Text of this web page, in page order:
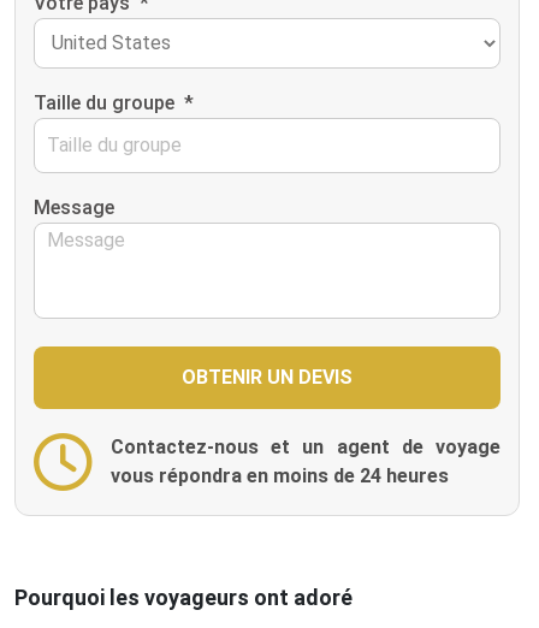
Taille du groupe *
Message
Contactez-nous et un agent de voyage
vous répondra en moins de 24 heures
Pourquoi les voyageurs ont adoré